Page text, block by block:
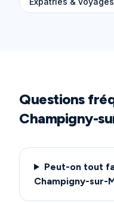
Questions
Champigny-
Peut-on tout
Champigny-sur-